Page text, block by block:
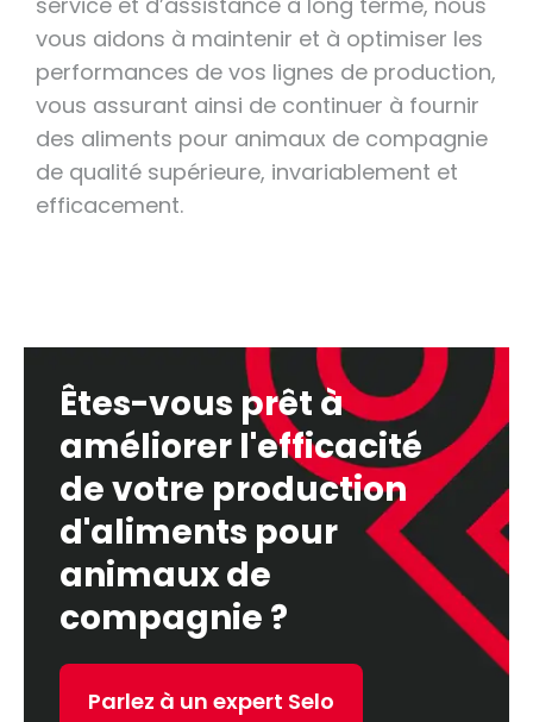
vous aidons à maintenir et à optimiser les
performances de vos lignes de production,
vous assurant ainsi de continuer à fournir
des aliments pour animaux de compagnie
de qualité supérieure, invariablement et
efficacement.
Êtes-vous prêt à
améliorer l'efficacité
de votre production
d'aliments pour
animaux de
compagnie ?
Parlez à un expert Selo